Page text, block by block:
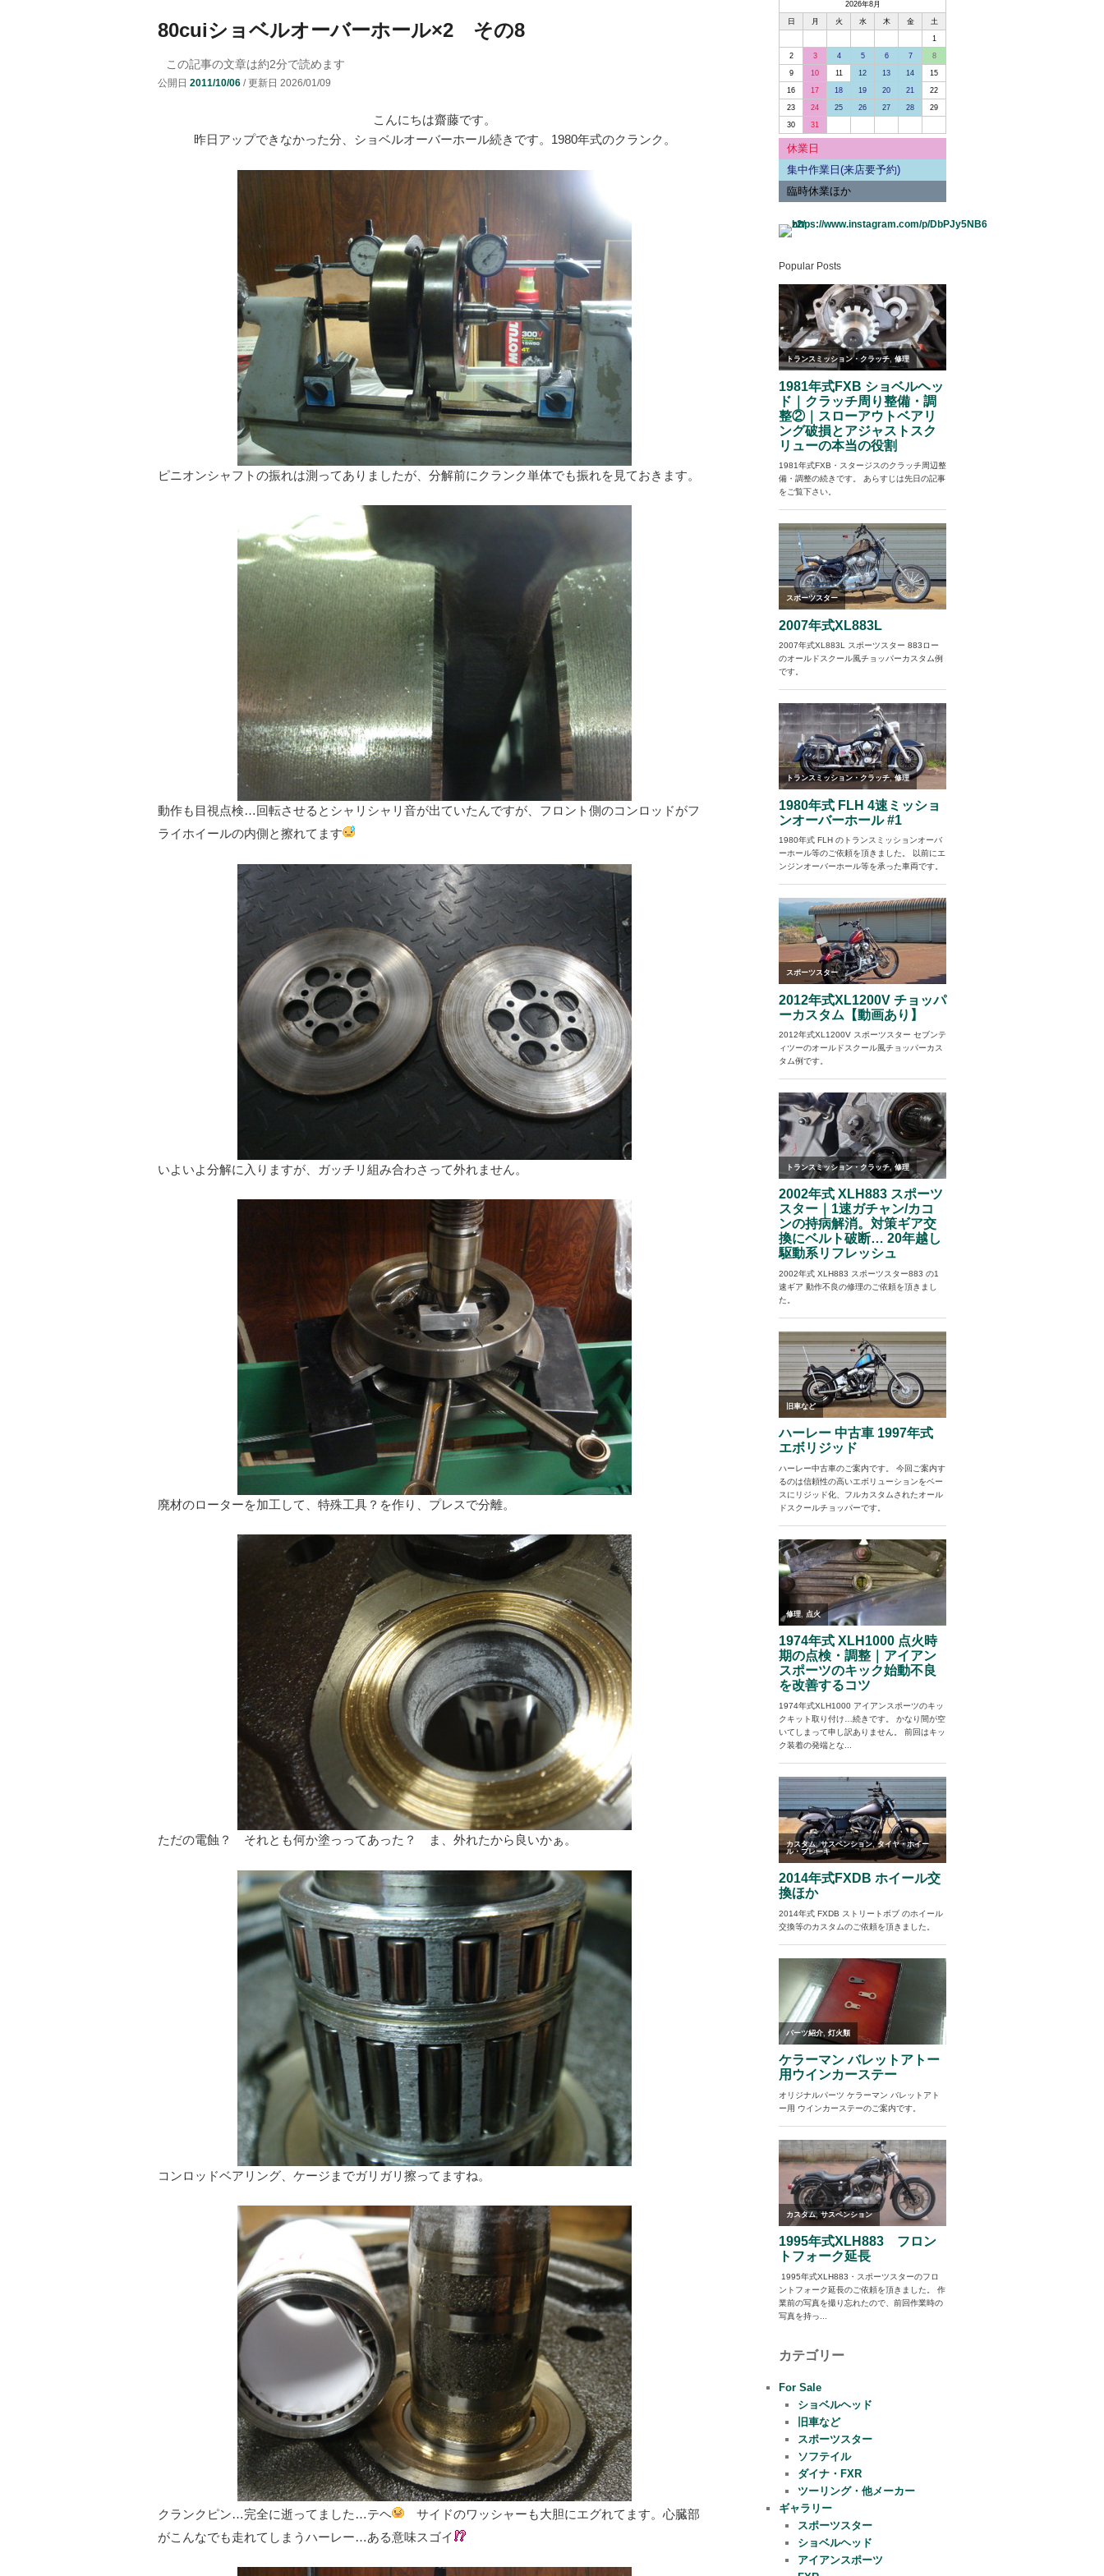
コ
ン
ン
テ
80cuiショベルオーバーホール×2 その8
この記事の文章は約2分で読めます
公開日 2011/10/06 / 更新日 2026/01/09
こんにちは齋藤です。
昨日アップできなかった分、ショベルオーバーホール続きです。1980年式のクランク。
ピニオンシャフトの振れは測ってありましたが、分解前にクランク単体でも振れを見ておきます。
動作も目視点検…回転させるとシャリシャリ音が出ていたんですが、フロント側のコンロッドがフ
ライホイールの内側と擦れてます
いよいよ分解に入りますが、ガッチリ組み合わさって外れません。
廃材のローターを加工して、特殊工具？を作り、プレスで分離。
ただの電蝕？ それとも何か塗っってあった？ ま、外れたから良いかぁ。
コンロッドベアリング、ケージまでガリガリ擦ってますね。
クランクピン…完全に逝ってました…テヘ
サイドのワッシャーも大胆にエグれてます。心臓部
がこんなでも走れてしまうハーレー…ある意味スゴイ
2026年8月
日 月 火 水 木 金 土
1
2 3 4 5 6 7 8
9 10 11 12 13 14 15
16 17 18 19 20 21 22
23 24 25 26 27 28 29
30 31
休業日
集中作業日(来店要予約)
臨時休業ほか
Popular Posts
カテゴリー
For Sale
ショベルヘッド
旧車など
スポーツスター
ソフテイル
ダイナ・FXR
ツーリング・他メーカー
ギャラリー
スポーツスター
ショベルヘッド
アイアンスポーツ